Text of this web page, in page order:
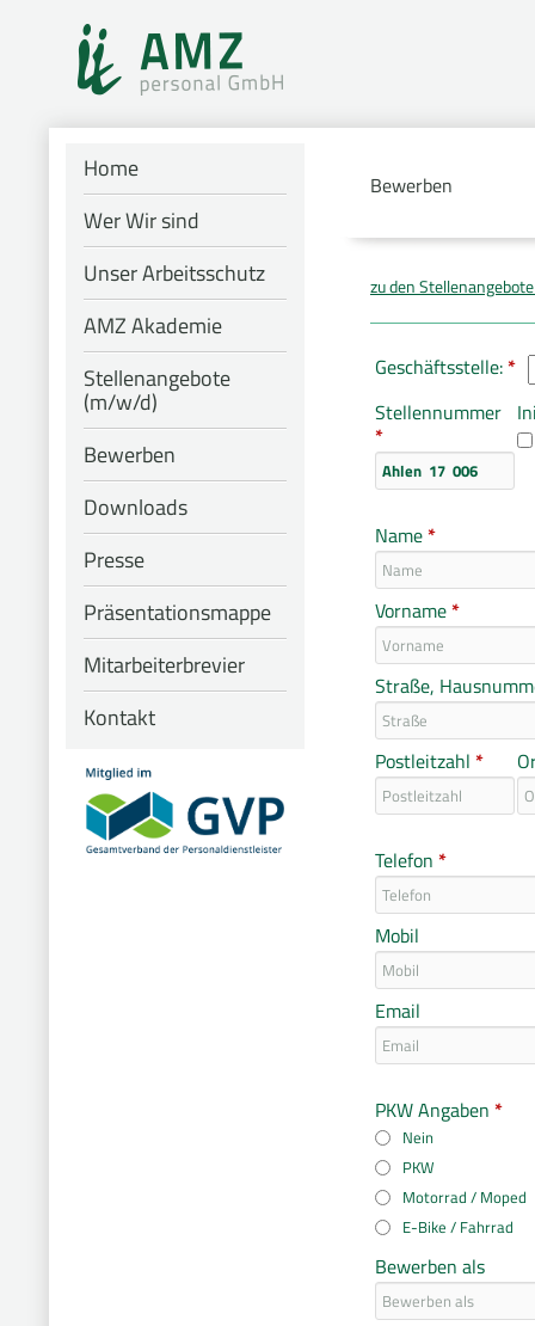
Bewerben
Home
Wer Wir sind
Unser Arbeitsschutz
AMZ Akademie
Stellenangebote
(m/w/d)
Bewerben
Downloads
Presse
Präsentationsmappe
Mitarbeiterbrevier
Kontakt
zu den
Geschäftsstelle:*
Stellennummer
*
Name*
Vorname*
Straße,
Postleitzahl *
Telefon *
Mobil
Email
PKW Angaben *
Nein
PKW
Motorrad / Moped
E-Bike / Fahrrad
Bewerben als